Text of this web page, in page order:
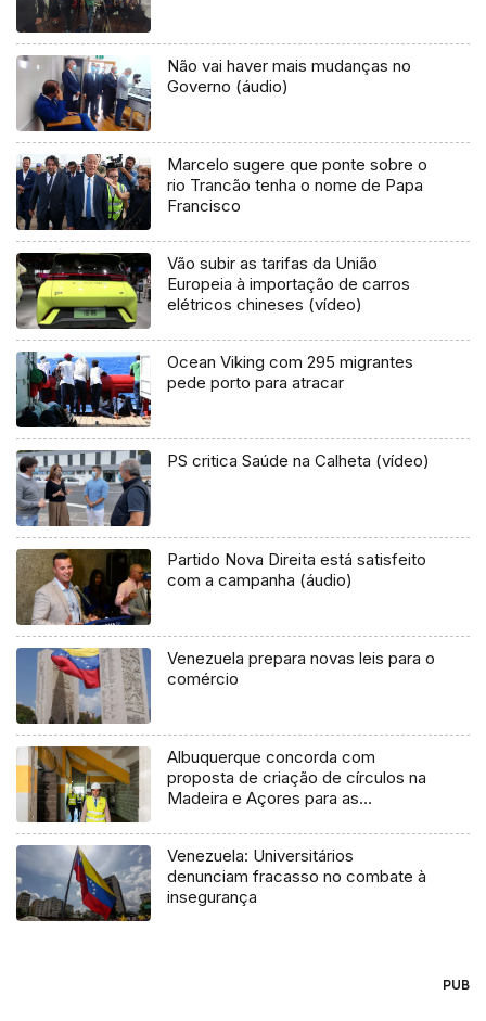
Não vai haver mais mudanças no
Governo (áudio)
Marcelo sugere que ponte sobre o
rio Trancão tenha o nome de Papa
Francisco
Vão subir as tarifas da União
Europeia à importação de carros
elétricos chineses (vídeo)
Ocean Viking com 295 migrantes
pede porto para atracar
PS critica Saúde na Calheta (vídeo)
Partido Nova Direita está satisfeito
com a campanha (áudio)
Venezuela prepara novas leis para o
comércio
Albuquerque concorda com
proposta de criação de círculos na
Madeira e Açores para as
Venezuela: Universitários
denunciam fracasso no combate à
insegurança
PUB